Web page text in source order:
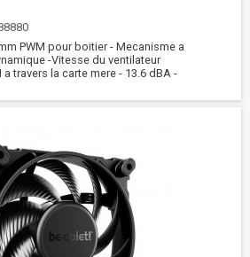
PWM pour boitier - Mecanisme a
-Vitesse du ventilateur
travers la carte mere - 13.6 dBA -